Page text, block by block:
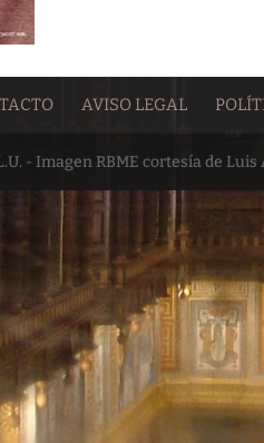
AVISO LEGAL
- Imagen RBME cortesía de